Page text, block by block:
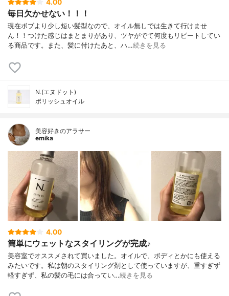
4.00
毎日欠かせない！！！
現在ボブより少し短い髪型なので、オイル無しでは生きて行けませ
ん！！つけた感じはまとまりがあり、ツヤがでて何度もリピートしてい
る商品です。また、髪に付けたあと、ハ…続きを見る
N.(エヌドット)
ポリッシュオイル
美容好きのアラサー
emika
4.00
簡単にウェットなスタイリングが完成♪
美容室でオススメされて買いました。オイルで、ボディとかにも使える
みたいです。私は朝のスタイリング剤として使っていますが、重すぎず
軽すぎず、私の髪の毛には合ってい…続きを見る